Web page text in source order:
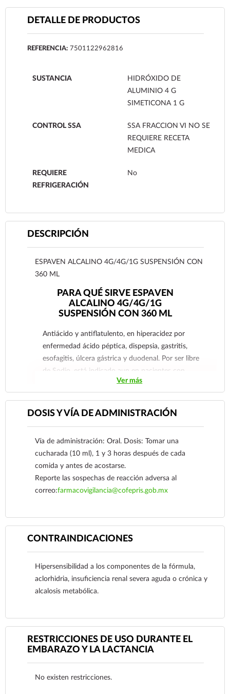
DETALLE DE PRODUCTOS
REFERENCIA: 7501122962816
SUSTANCIA
HIDRÓXIDO DE
ALUMINIO 4 G
SIMETICONA 1 G
CONTROL SSA
SSA FRACCION VI NO SE
REQUIERE RECETA
MEDICA
REQUIERE
REFRIGERACIÓN
No
DESCRIPCIÓN
ESPAVEN ALCALINO 4G/4G/1G SUSPENSIÓN CON
360 ML
PARA QUÉ SIRVE ESPAVEN
ALCALINO 4G/4G/1G
SUSPENSIÓN CON 360 ML
Antiácido y antiflatulento, en hiperacidez por
enfermedad ácido péptica, dispepsia, gastritis,
esofagitis, úlcera gástrica y duodenal. Por ser libre
de Sodio, está indicado aun en pacientes con
dieta hiposódica, (como hipertensos, cardiópatas
Ver más
DOSIS Y VÍA DE ADMINISTRACIÓN
Vía de administración: Oral. Dosis: Tomar una
cucharada (10 ml), 1 y 3 horas después de cada
comida y antes de acostarse.
Reporte las sospechas de reacción adversa al
correo:farmacovigilancia@cofepris.gob.mx
CONTRAINDICACIONES
Hipersensibilidad a los componentes de la fórmula,
aclorhidria, insuficiencia renal severa aguda o crónica y
alcalosis metabólica.
RESTRICCIONES DE USO DURANTE EL
EMBARAZO Y LA LACTANCIA
No existen restricciones.